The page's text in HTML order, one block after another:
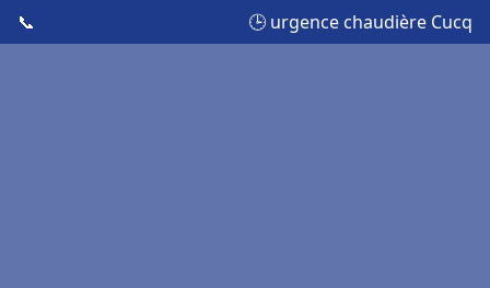
📞 🕒 urgence chaudière Cucq